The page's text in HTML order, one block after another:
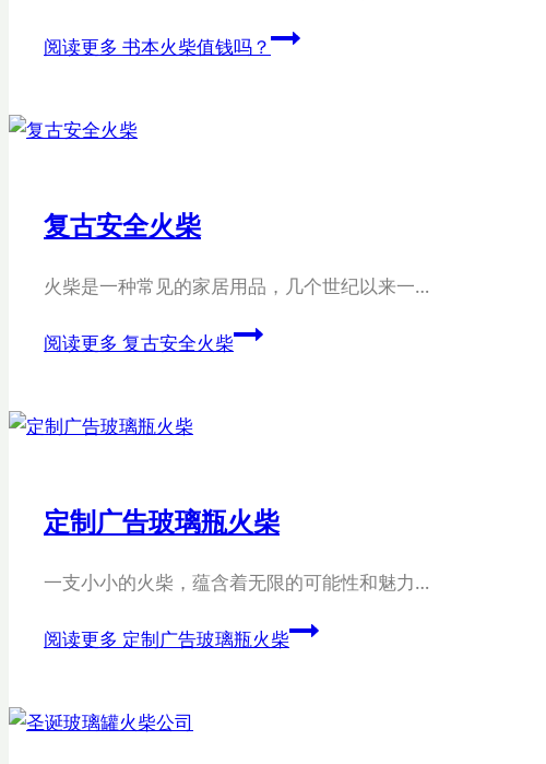
阅读更多 书本火柴值钱吗？
复古安全火柴
火柴是一种常见的家居用品，几个世纪以来一…
阅读更多 复古安全火柴
定制广告玻璃瓶火柴
一支小小的火柴，蕴含着无限的可能性和魅力…
阅读更多 定制广告玻璃瓶火柴